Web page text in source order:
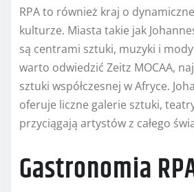
RPA to również kraj o
kulturze. Miasta takie jak
są centrami sztuki, muzyki i
warto odwiedzić Zeitz MOCAA,
sztuki współczesnej w Afryce.
oferuje liczne galerie sztuki,
przyciągają artystów z całego
Gastronomia